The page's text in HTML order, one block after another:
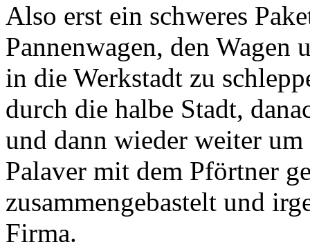
Also erst ein schweres
Pannenwagen, den Wagen
in die Werkstadt zu
durch die halbe Stadt,
und dann wieder weiter
Palaver mit dem Pförtner
zusammengebastelt und
Firma.